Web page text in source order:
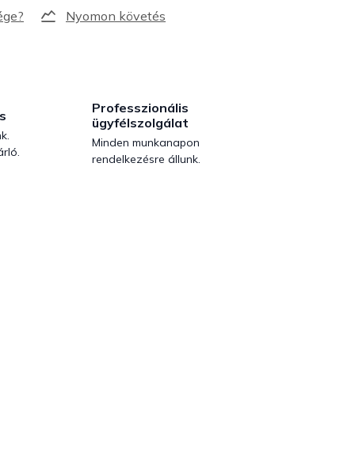
Nyomon követés
Professzionális
ügyfélszolgálat
Minden munkanapon
rendelkezésre állunk.